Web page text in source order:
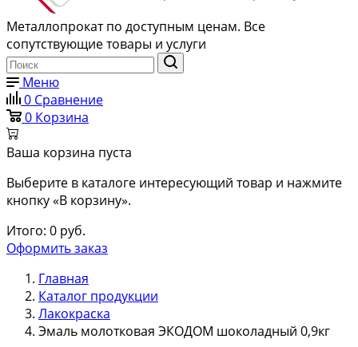
Металлопрокат по доступным ценам. Все
сопутствующие товары и услуги
Меню
0 Сравнение
0 Корзина
Ваша корзина пуста
Выберите в каталоге интересующий товар и нажмите
кнопку «В корзину».
Итого: 0 руб.
Оформить заказ
Главная
Каталог продукции
Лакокраска
Эмаль молотковая ЭКОДОМ шоколадный 0,9кг